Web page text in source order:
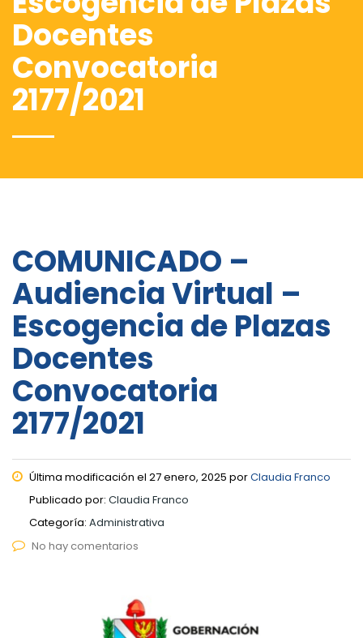
Docentes
Convocatoria
2177/2021
COMUNICADO –
Audiencia Virtual –
Escogencia de Plazas
Docentes
Convocatoria
2177/2021
Última modificación el 27 enero, 2025 porClaudia Franco
Publicado por: Claudia Franco
Categoría: Administrativa
No hay comentarios